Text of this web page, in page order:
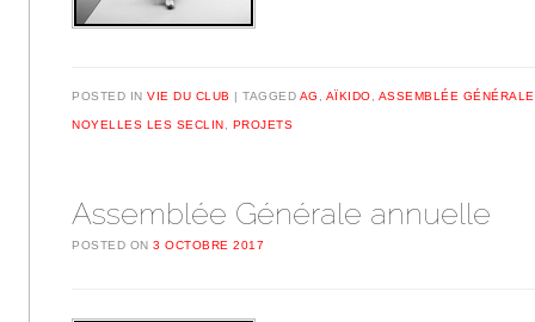
POSTED INVIE DU CLUB TAGGED AG AÏKIDO ASSEMBLÉE GÉNÉRALE
NOYELLES LES SECLIN PROJETS
Assemblée Générale annuelle
POSTED ON3 OCTOBRE 2017